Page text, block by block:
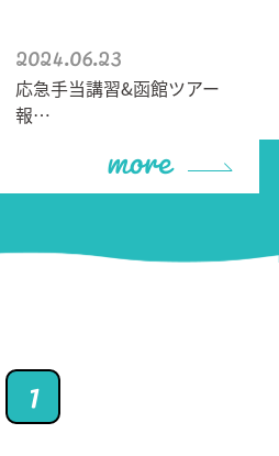
2024.06.23
応急手当講習&函館ツアー
報…
more
1